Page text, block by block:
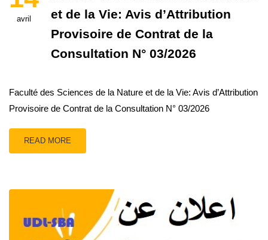
avril
et de la Vie: Avis d’Attribution
Provisoire de Contrat de la
Consultation N° 03/2026
Faculté des Sciences de la Nature et de la Vie: Avis d’Attribution
Provisoire de Contrat de la Consultation N° 03/2026
READ MORE